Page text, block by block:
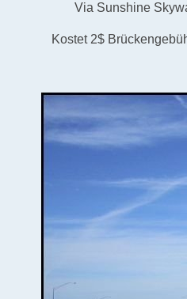
Via Sunshine
Kostet 2$